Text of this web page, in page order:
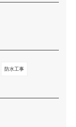
防水工事